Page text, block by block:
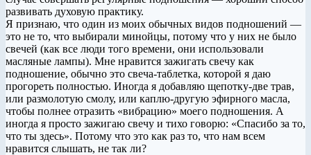
развивать духовую практику.
Я признаю, что один из моих обычных видов подношений —
это не то, что выбирали минойцы, потому что у них не было
свечей (как все люди того времени, они использовали
масляные лампы). Мне нравится зажигать свечу как
подношение, обычно это свеча-таблетка, которой я даю
прогореть полностью. Иногда я добавляю щепотку-две трав,
или размолотую смолу, или каплю-другую эфирного масла,
чтобы полнее отразить «вибрацию» моего подношения. А
иногда я просто зажигаю свечу и тихо говорю: «Спасибо за то,
что ты здесь». Потому что это как раз то, что нам всем
нравится слышать, не так ли?